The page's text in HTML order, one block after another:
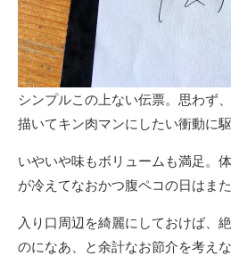
シンプルこの上ない伝票。思わず
描いてキン肉マンにしたい衝動に駆
いやいや味もボリュームも満足。
が冷えてなおかつ腹ペコの日はまた
入り口周辺を綺麗にしておけば、
のになあ、と余計なお節介を考え